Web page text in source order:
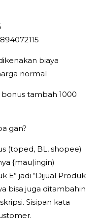
biaya
normal
tambah 1000
gan?
(toped, BL, shopee)
{mau|ingin)
E” jadi “Dijual Produk
bisa juga ditambahin
Sisipan kata